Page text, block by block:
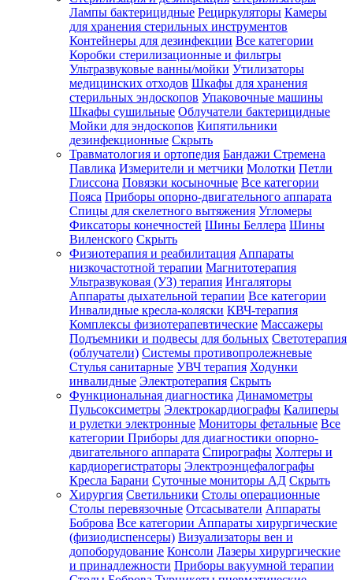
Лампы бактерицидные Рециркуляторы Камеры
для хранения стерильных инструментов
Контейнеры для дезинфекции Все категории
Коробки стерилизационные и фильтры
Ультразвуковые ванны/мойки Утилизаторы
медицинских отходов Шкафы для хранения
стерильных эндоскопов Упаковочные машины
Шкафы сушильные Облучатели бактерицидные
Мойки для эндоскопов Кипятильники
дезинфекционные Скрыть
Травматология и ортопедия Бандажи Стремена
Павлика Измерители и метчики Молотки Петли
Глиссона Повязки косыночные Все категории
Пояса Приборы опорно-двигательного аппарата
Спицы для скелетного вытяжения Угломеры
Фиксаторы конечностей Шины Беллера Шины
Виленского Скрыть
Физиотерапия и реабилитация Аппараты
низкочастотной терапии Магнитотерапия
Ультразвуковая (УЗ) терапия Ингаляторы
Аппараты дыхательной терапии Все категории
Инвалидные кресла-коляски КВЧ-терапия
Комплексы физиотерапевтические Массажеры
Подъемники и подвесы для больных Светотерапия
(облучатели) Системы противопролежневые
Стулья санитарные УВЧ терапия Ходунки
инвалидные Электротерапия Скрыть
Функциональная диагностика Динамометры
Пульсоксиметры Электрокардиографы Калиперы
и рулетки электронные Мониторы фетальные Все
категории Приборы для диагностики опорно-
двигательного аппарата Спирографы Холтеры и
кардиорегистраторы Электроэнцефалографы
Кресла Барани Суточные мониторы АД Скрыть
Хирургия Светильники Столы операционные
Столы перевязочные Отсасыватели Аппараты
Боброва Все категории Аппараты хирургические
(физиодиспенсеры) Визуализаторы вен и
допоборудование Консоли Лазеры хирургические
и принадлежности Приборы вакуумной терапии